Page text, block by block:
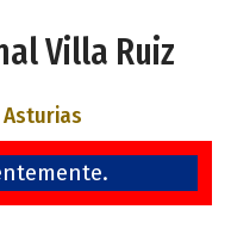
Villa Ruiz